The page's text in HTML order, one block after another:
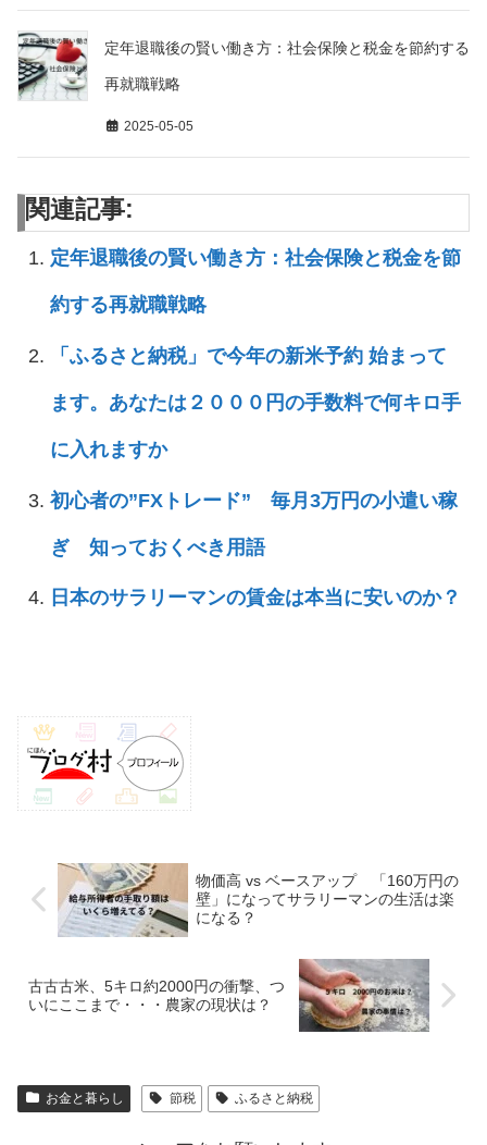
定年退職後の賢い働き方：社会保険と税金を節約する
再就職戦略
2025-05-05
関連記事:
定年退職後の賢い働き方：社会保険と税金を節
約する再就職戦略
「ふるさと納税」で今年の新米予約 始まって
ます。あなたは２０００円の手数料で何キロ手
に入れますか
初心者の”FXトレード” 毎月3万円の小遣い稼
ぎ 知っておくべき用語
日本のサラリーマンの賃金は本当に安いのか？
物価高 vs ベースアップ 「160万円の
壁」になってサラリーマンの生活は楽
になる？
古古古米、5キロ約2000円の衝撃、つ
いにここまで・・・農家の現状は？
お金と暮らし 節税 ふるさと納税